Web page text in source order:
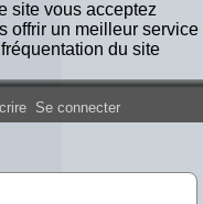
site vous acceptez
offrir un meilleur service
du site
France
Se connecter